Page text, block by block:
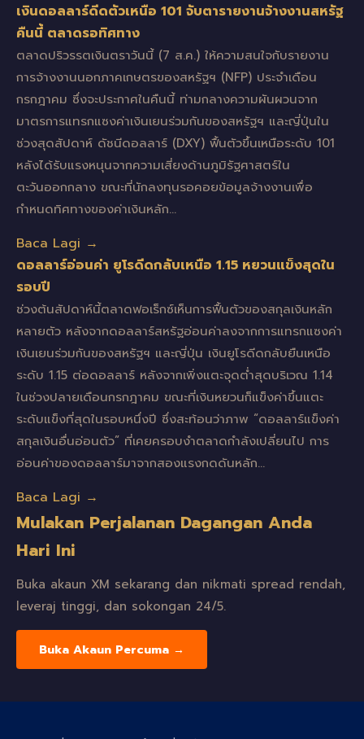
เงินดอลลาร์ดีดตัวเหนือ 101 จับตารายงานจ้างงานสหรัฐ
คืนนี้ ตลาดรอทิศทาง
ตลาดปริวรรตเงินตราวันนี้ (7 ส.ค.) ให้ความสนใจกับรายงาน
การจ้างงานนอกภาคเกษตรของสหรัฐฯ (NFP) ประจำเดือน
กรกฎาคม ซึ่งจะประกาศในคืนนี้ ท่ามกลางความผันผวนจาก
มาตรการแทรกแซงค่าเงินเยนร่วมกันของสหรัฐฯ และญี่ปุ่นใน
ช่วงสุดสัปดาห์ ดัชนีดอลลาร์ (DXY) ฟื้นตัวขึ้นเหนือระดับ 101
หลังได้รับแรงหนุนจากความเสี่ยงด้านภูมิรัฐศาสตร์ใน
ตะวันออกกลาง ขณะที่นักลงทุนรอคอยข้อมูลจ้างงานเพื่อ
กำหนดทิศทางของค่าเงินหลัก…
Baca Lagi →
ดอลลาร์อ่อนค่า ยูโรดีดกลับเหนือ 1.15 หยวนแข็งสุดใน
รอบปี
ช่วงต้นสัปดาห์นี้ตลาดฟอเร็กซ์เห็นการฟื้นตัวของสกุลเงินหลัก
หลายตัว หลังจากดอลลาร์สหรัฐอ่อนค่าลงจากการแทรกแซงค่า
เงินเยนร่วมกันของสหรัฐฯ และญี่ปุ่น เงินยูโรดีดกลับยืนเหนือ
ระดับ 1.15 ต่อดอลลาร์ หลังจากเพิ่งแตะจุดต่ำสุดบริเวณ 1.14
ในช่วงปลายเดือนกรกฎาคม ขณะที่เงินหยวนก็แข็งค่าขึ้นแตะ
ระดับแข็งที่สุดในรอบหนึ่งปี ซึ่งสะท้อนว่าภาพ “ดอลลาร์แข็งค่า
สกุลเงินอื่นอ่อนตัว” ที่เคยครอบงำตลาดกำลังเปลี่ยนไป การ
อ่อนค่าของดอลลาร์มาจากสองแรงกดดันหลัก…
Baca Lagi →
Mulakan Perjalanan Dagangan Anda
Hari Ini
Buka akaun XM sekarang dan nikmati spread rendah,
leveraj tinggi, dan sokongan 24/5.
Buka Akaun Percuma →